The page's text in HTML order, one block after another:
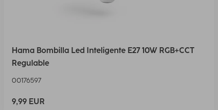
Hama Bombilla Led Inteligente E27 10W RGB+CCT
Regulable
00176597
9,99 EUR